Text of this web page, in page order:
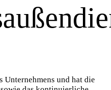
Unternehmens und hat die